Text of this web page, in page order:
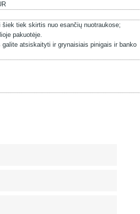
šiek tiek skirtis nuo esančių nuotraukose;
pakuotėje.
galite atsiskaityti ir grynaisiais pinigais ir banko